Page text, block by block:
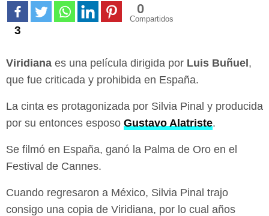
3
0
Compartidos
Viridiana es una película dirigida por Luis Buñuel,
que fue criticada y prohibida en España.
La cinta es protagonizada por Silvia Pinal y producida
por su entonces esposo Gustavo Alatriste.
Se filmó en España, ganó la Palma de Oro en el
Festival de Cannes.
Cuando regresaron a México, Silvia Pinal trajo
consigo una copia de Viridiana, por lo cual años